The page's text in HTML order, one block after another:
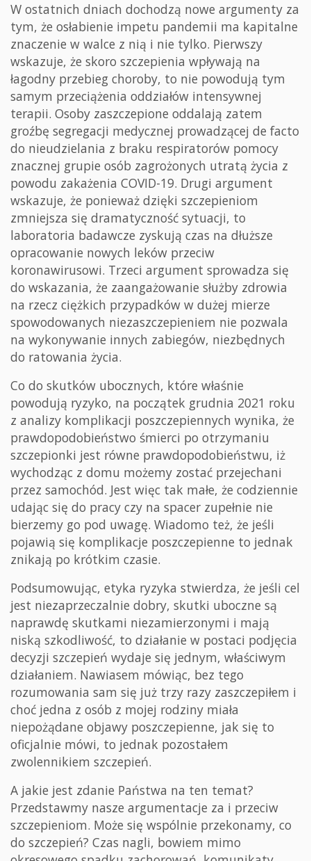
W ostatnich dniach dochodzą nowe argumenty za
tym, że osłabienie impetu pandemii ma kapitalne
znaczenie w walce z nią i nie tylko. Pierwszy
wskazuje, że skoro szczepienia wpływają na
łagodny przebieg choroby, to nie powodują tym
samym przeciążenia oddziałów intensywnej
terapii. Osoby zaszczepione oddalają zatem
groźbę segregacji medycznej prowadzącej de facto
do nieudzielania z braku respiratorów pomocy
znacznej grupie osób zagrożonych utratą życia z
powodu zakażenia COVID-19. Drugi argument
wskazuje, że ponieważ dzięki szczepieniom
zmniejsza się dramatyczność sytuacji, to
laboratoria badawcze zyskują czas na dłuższe
opracowanie nowych leków przeciw
koronawirusowi. Trzeci argument sprowadza się
do wskazania, że zaangażowanie służby zdrowia
na rzecz ciężkich przypadków w dużej mierze
spowodowanych niezaszczepieniem nie pozwala
na wykonywanie innych zabiegów, niezbędnych
do ratowania życia.
Co do skutków ubocznych, które właśnie
powodują ryzyko, na początek grudnia 2021 roku
z analizy komplikacji poszczepiennych wynika, że
prawdopodobieństwo śmierci po otrzymaniu
szczepionki jest równe prawdopodobieństwu, iż
wychodząc z domu możemy zostać przejechani
przez samochód. Jest więc tak małe, że codziennie
udając się do pracy czy na spacer zupełnie nie
bierzemy go pod uwagę. Wiadomo też, że jeśli
pojawią się komplikacje poszczepienne to jednak
znikają po krótkim czasie.
Podsumowując, etyka ryzyka stwierdza, że jeśli cel
jest niezaprzeczalnie dobry, skutki uboczne są
naprawdę skutkami niezamierzonymi i mają
niską szkodliwość, to działanie w postaci podjęcia
decyzji szczepień wydaje się jednym, właściwym
działaniem. Nawiasem mówiąc, bez tego
rozumowania sam się już trzy razy zaszczepiłem i
choć jedna z osób z mojej rodziny miała
niepożądane objawy poszczepienne, jak się to
oficjalnie mówi, to jednak pozostałem
zwolennikiem szczepień.
A jakie jest zdanie Państwa na ten temat?
Przedstawmy nasze argumentacje za i przeciw
szczepieniom. Może się wspólnie przekonamy, co
do szczepień? Czas nagli, bowiem mimo